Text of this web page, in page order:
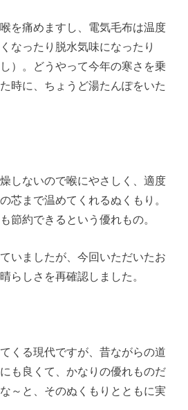
を痛めますし、電気毛布は温度
なったり脱水気味になったり
）。どうやって今年の寒さを乗
時に、ちょうど湯たんぽをいた
しないので喉にやさしく、適度
芯まで温めてくれるぬくもり。
節約できるという優れもの。
いましたが、今回いただいたお
らしさを再確認しました。
くる現代ですが、昔ながらの道
も良くて、かなりの優れものだ
～と、そのぬくもりとともに実